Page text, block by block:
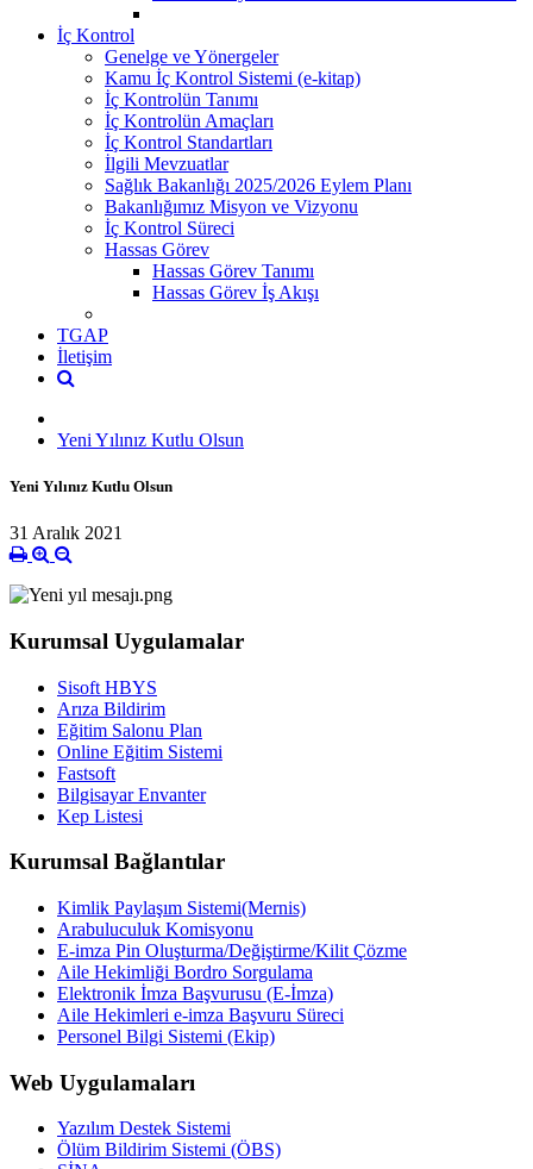
İç Kontrol
Genelge ve Yönergeler
Kamu İç Kontrol Sistemi (e-kitap)
İç Kontrolün Tanımı
İç Kontrolün Amaçları
İç Kontrol Standartları
İlgili Mevzuatlar
Sağlık Bakanlığı 2025/2026 Eylem Planı
Bakanlığımız Misyon ve Vizyonu
İç Kontrol Süreci
Hassas Görev
Hassas Görev Tanımı
Hassas Görev İş Akışı
TGAP
İletişim
Yeni Yılınız Kutlu Olsun
Yeni Yılınız Kutlu Olsun
31 Aralık 2021
Kurumsal Uygulamalar
Sisoft HBYS
Arıza Bildirim
Eğitim Salonu Plan
Online Eğitim Sistemi
Fastsoft
Bilgisayar Envanter
Kep Listesi
Kurumsal Bağlantılar
Kimlik Paylaşım Sistemi(Mernis)
Arabuluculuk Komisyonu
E-imza Pin Oluşturma/Değiştirme/Kilit Çözme
Aile Hekimliği Bordro Sorgulama
Elektronik İmza Başvurusu (E-İmza)
Aile Hekimleri e-imza Başvuru Süreci
Personel Bilgi Sistemi (Ekip)
Web Uygulamaları
Yazılım Destek Sistemi
Ölüm Bildirim Sistemi (ÖBS)